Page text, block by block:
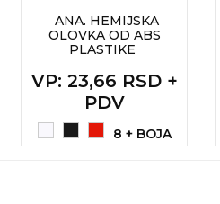
ANA. HEMIJSKA
OLOVKA OD ABS
PLASTIKE
VP: 23,66 RSD +
PDV
8 + BOJA